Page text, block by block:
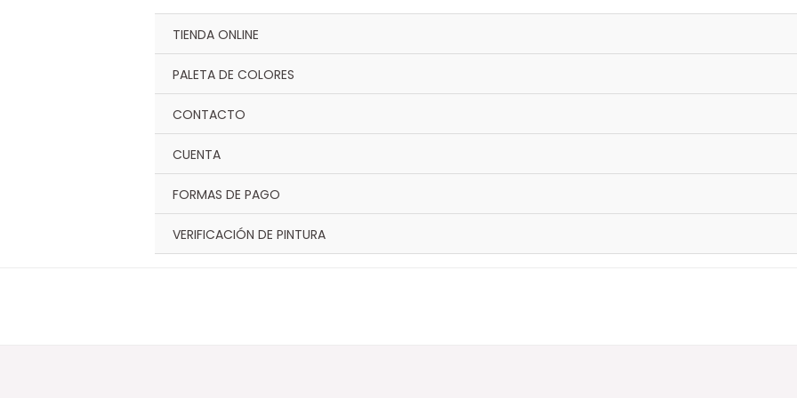
TIENDA ONLINE
PALETA DE COLORES
CONTACTO
CUENTA
FORMAS DE PAGO
VERIFICACIÓN DE PINTURA